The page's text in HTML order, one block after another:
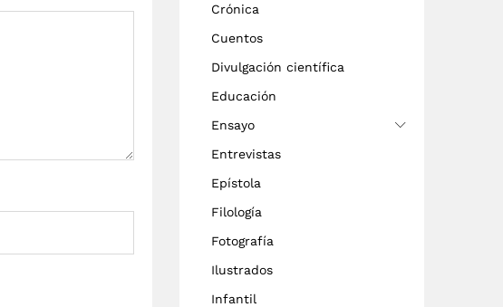
Crónica
Cuentos
Divulgación científica
Educación
Ensayo
Entrevistas
Epístola
Filología
Fotografía
Ilustrados
Infantil